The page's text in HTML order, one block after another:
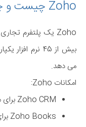
Zoho چیست و چه می کند؟
بیش از 45 نرم
می دهد.
امکانات Zoho:
Zoho CRM برای مدیریت ارتباط با مشتریان
Zoho Books برای حسابداری